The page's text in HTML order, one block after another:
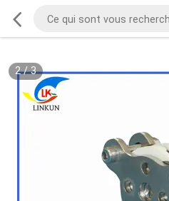
2/3